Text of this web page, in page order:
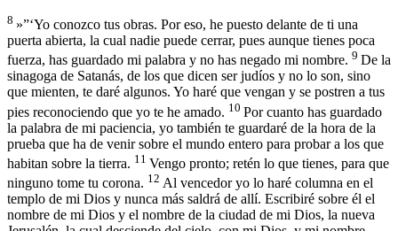
8 »”‘Yo conozco tus obras. Por eso, he puesto delante de ti una
puerta abierta, la cual nadie puede cerrar, pues aunque tienes poca
fuerza, has guardado mi palabra y no has negado mi nombre. 9 De la
sinagoga de Satanás, de los que dicen ser judíos y no lo son, sino
que mienten, te daré algunos. Yo haré que vengan y se postren a tus
pies reconociendo que yo te he amado. 10 Por cuanto has guardado
la palabra de mi paciencia, yo también te guardaré de la hora de la
prueba que ha de venir sobre el mundo entero para probar a los que
habitan sobre la tierra. 11 Vengo pronto; retén lo que tienes, para que
ninguno tome tu corona. 12 Al vencedor yo lo haré columna en el
templo de mi Dios y nunca más saldrá de allí. Escribiré sobre él el
nombre de mi Dios y el nombre de la ciudad de mi Dios, la nueva